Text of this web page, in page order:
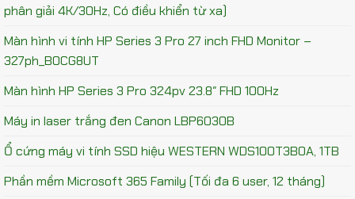
phân giải 4K/30Hz, Có điều khiển từ xa)
Màn hình vi tính HP Series 3 Pro 27 inch FHD Monitor –
327ph_B0CG8UT
Màn hình HP Series 3 Pro 324pv 23.8″ FHD 100Hz
Máy in laser trắng đen Canon LBP6030B
Ổ cứng máy vi tính SSD hiệu WESTERN WDS100T3B0A, 1TB
Phần mềm Microsoft 365 Family (Tối đa 6 user, 12 tháng)